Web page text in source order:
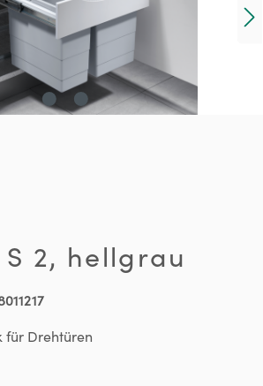
2, hellgrau
für Drehtüren